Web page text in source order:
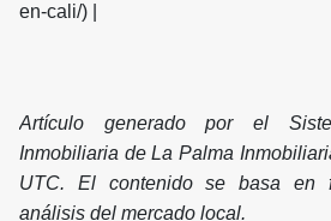
en-cali/) |
Artículo generado por el
Inmobiliaria de La Palma
UTC. El contenido se basa en
análisis del mercado local.